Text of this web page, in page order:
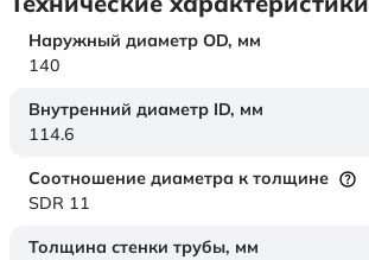
Наружный диаметр OD, мм
140
Внутренний диаметр ID, мм
114.6
Соотношение диаметра к толщине
SDR 11
Толщина стенки трубы, мм